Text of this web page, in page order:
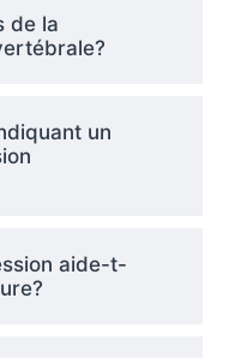
de la
un
aide-t-